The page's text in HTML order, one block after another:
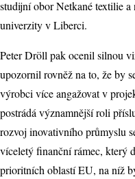
studijní obor Netkané textilie
univerzity v Liberci.
Peter Dröll pak ocenil silnou
upozornil rovněž na to, že by
výrobci více angažovat v
postrádá významnější roli
rozvoj inovativního průmyslu
víceletý finanční rámec, který
prioritních oblastí EU, na níž